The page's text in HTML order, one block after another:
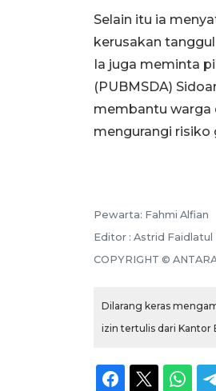
Selain itu ia
kerusakan
Ia juga meminta
(PUBMSDA)
membantu warga
mengurangi risiko
Pewarta: Fahmi Alfian
Editor : Astrid Faidlatul
COPYRIGHT ©
Dilarang keras
izin tertulis dari Kantor